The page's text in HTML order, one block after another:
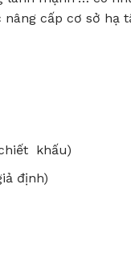
cấp cơ sở hạ
khấu)
định)